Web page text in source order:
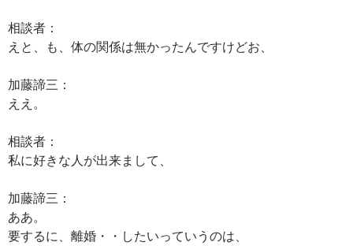
相談者：
えと、も、体の関係は無かったんですけどお、
加藤諦三：
ええ。
相談者：
私に好きな人が出来まして、
加藤諦三：
ああ。
要するに、離婚・・したいっていうのは、